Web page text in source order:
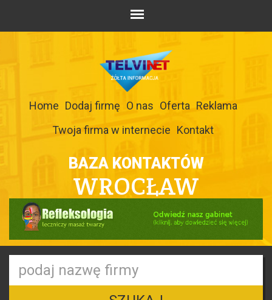
Home Dodaj firmę O nas Oferta Reklama
Twoja firma w internecie Kontakt
BAZA KONTAKTÓW
WROCŁAW